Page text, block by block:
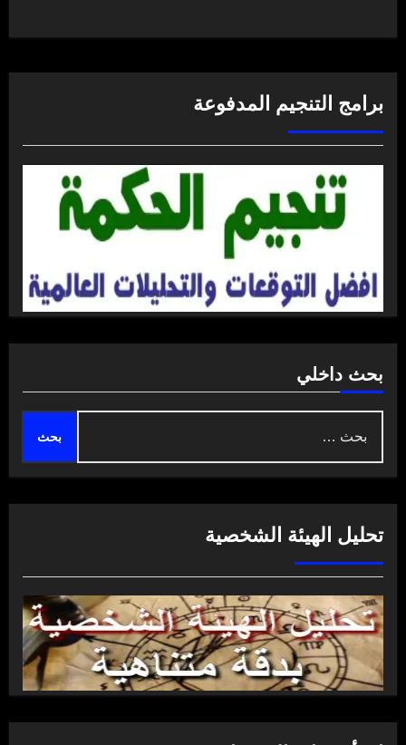
برامج التنجيم المدفوعة
بحث داخلي
عن:
تحليل الهيئة الشخصية